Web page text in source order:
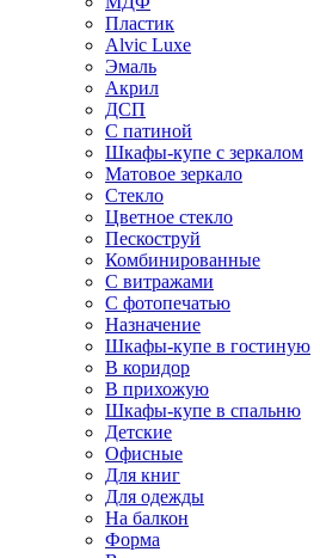
Пластик
Alvic Luxe
Эмаль
Акрил
ДСП
С патиной
Шкафы-купе с зеркалом
Матовое зеркало
Стекло
Цветное стекло
Пескоструй
Комбинированные
С витражами
С фотопечатью
Назначение
Шкафы-купе в гостиную
В коридор
В прихожую
Шкафы-купе в спальню
Детские
Офисные
Для книг
Для одежды
На балкон
Форма